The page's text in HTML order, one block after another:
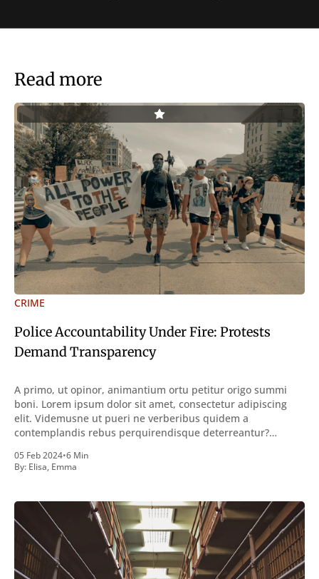
Read more
CRIME
Police Accountability Under Fire: Protests
Demand Transparency
A primo, ut opinor, animantium ortu petitur origo summi
boni. Lorem ipsum dolor sit amet, consectetur adipiscing
elit. Videmusne ut pueri ne verberibus quidem a
contemplandis rebus perquirendisque deterreantur?
inveniri verbum potest quod magis idem declaret Latine,
quod Graece, quam declarat voluptas. Duo
05 Feb 2024•6 Min
By: Elisa, Emma